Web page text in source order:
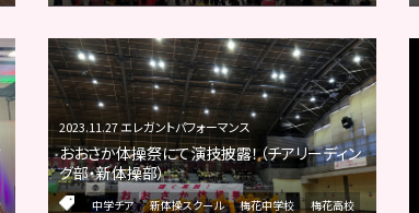
2023.11.27 エレガントパフォーマンス
おおさか体操祭にて演技披露！（チアリーディン
グ部・新体操部）
中学チア 新体操スクール 梅花中学校
梅花高校